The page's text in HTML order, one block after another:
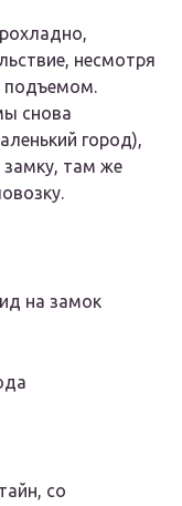
несмотря
подъемом.
снова
город),
там же
на замок
со